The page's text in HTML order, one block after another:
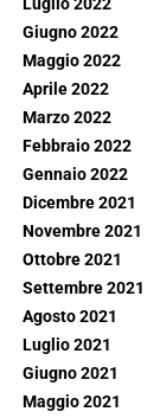
Luglio 2022
Giugno 2022
Maggio 2022
Aprile 2022
Marzo 2022
Febbraio 2022
Gennaio 2022
Dicembre 2021
Novembre 2021
Ottobre 2021
Settembre 2021
Agosto 2021
Luglio 2021
Giugno 2021
Maggio 2021